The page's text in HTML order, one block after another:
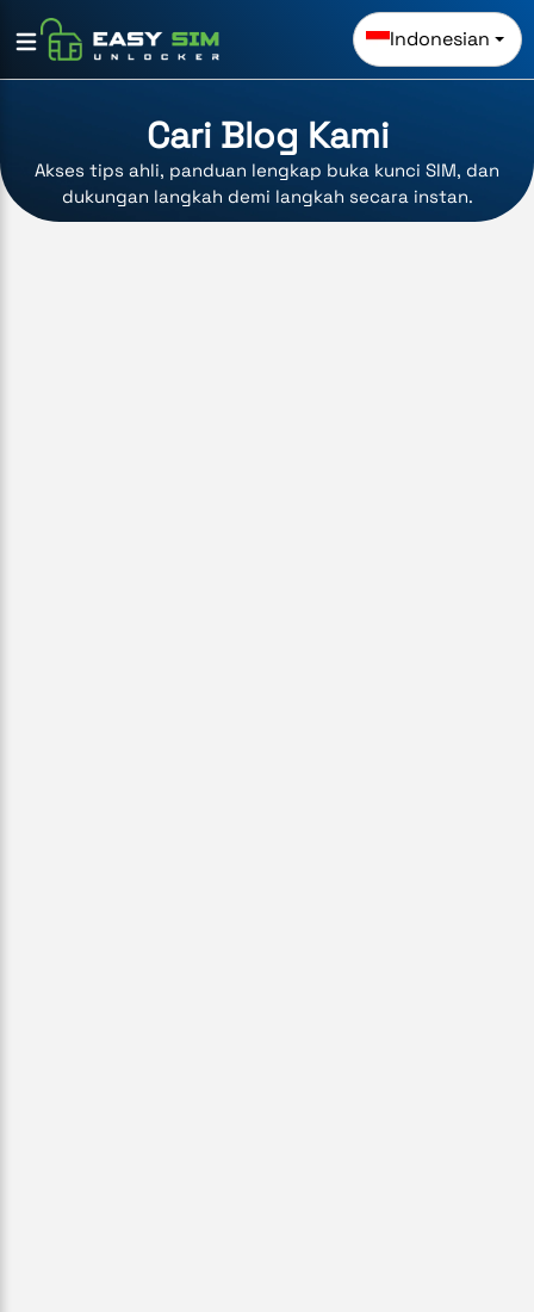
Indonesian
Cari Blog Kami
Akses tips ahli, panduan lengkap buka kunci SIM, dan
dukungan langkah demi langkah secara instan.